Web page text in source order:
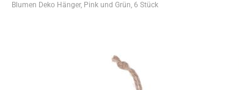
Blumen Deko Hänger, Pink und Grün, 6 Stück